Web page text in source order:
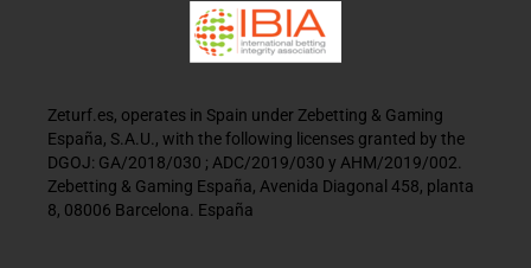
Zeturf.es, operates in Spain under Zebetting & Gaming
España, S.A.U., with the following licenses granted by the
DGOJ: GA/2018/030 ; ADC/2019/030 y AHM/2019/002.
Zebetting & Gaming España, Avenida Diagonal 458, planta
8, 08006 Barcelona. España